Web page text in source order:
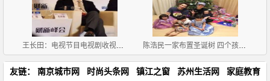
王长田：电视节目电视剧收视率90%以上是假的 陈浩民一家布置圣诞树 四个孩子坐一地
友链： 南京城市网 时尚头条网 镇江之窗 苏州生活网 家庭教育